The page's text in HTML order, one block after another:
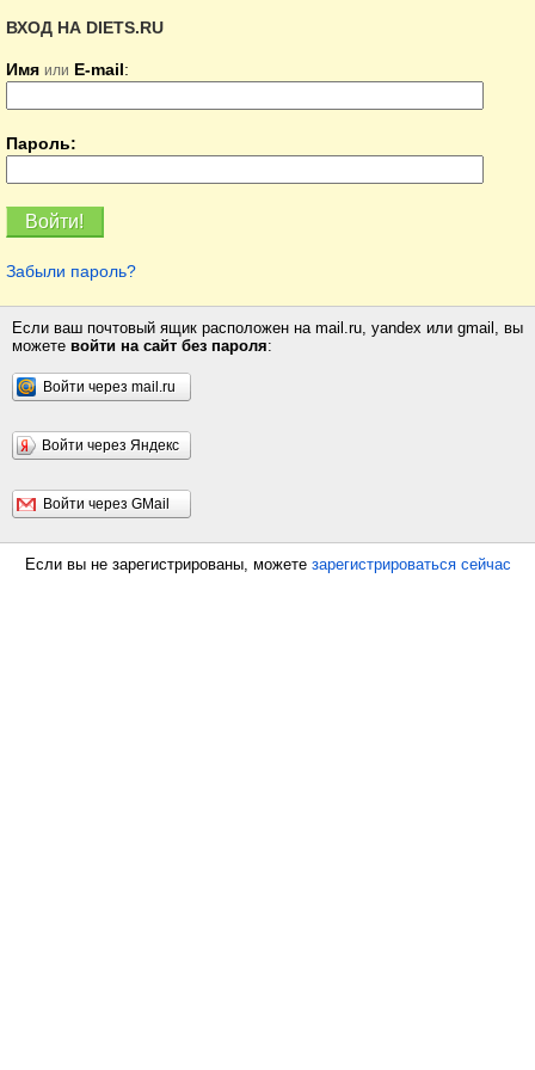
ВХОД НА DIETS.RU
Имя или E-mail:
Пароль:
Забыли пароль?
Если ваш почтовый ящик расположен на mail.ru, yandex или gmail, вы
можете войти на сайт без пароля:
Войти через mail.ru
Войти через Яндекс
Войти через GMail
Если вы не зарегистрированы, можете зарегистрироваться сейчас